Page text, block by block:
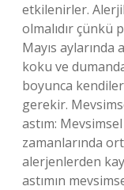
etkilenirler.
olmalıdır çünkü
Mayıs aylarında
koku ve
boyunca
gerekir.
astım:
zamanlarında
alerjenlerden
astımın